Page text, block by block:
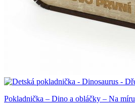
Pokladnička – Dino a obláčky – Na míru